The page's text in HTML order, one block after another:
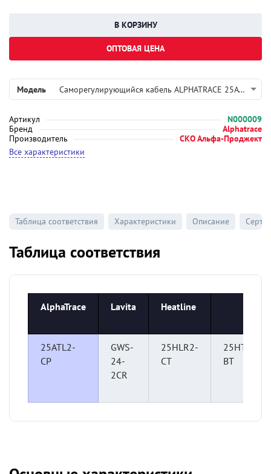
Модель Саморегулирующийся кабель ALPHATRACE 25ATL2-CP
Артикул
N000009
Бренд
Alphatrace
Производитель
СКО Альфа-Проджект
Все характеристики
ОПТОВАЯ ЦЕНА
Таблица соответствия Характеристики Описание
Таблица соответствия
AlphaTrace Lavita Heatline
25ATL2-
CP
GWS-
24-
2CR
25HLR2-
CT
25HTP2-
BT